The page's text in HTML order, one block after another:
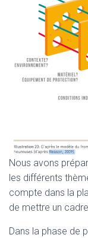
Nous avons
les différents
compte dans la
de mettre un
Dans la phase de